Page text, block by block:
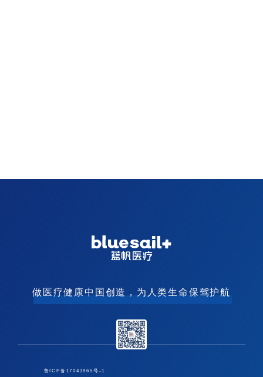
做医疗健康中国创造，为人类生命保驾护航
鲁ICP备17043965号-1